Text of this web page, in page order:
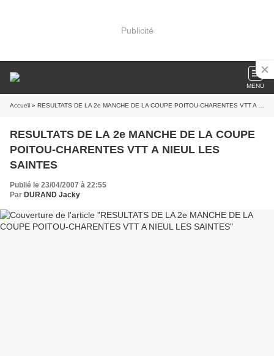
Publicité
MENU
Accueil » RESULTATS DE LA 2e MANCHE DE LA COUPE POITOU-CHARENTES VTT A NIEUL LES SAINTES
RESULTATS DE LA 2e MANCHE DE LA COUPE
POITOU-CHARENTES VTT A NIEUL LES
SAINTES
Publié le 23/04/2007 à 22:55
Par DURAND Jacky